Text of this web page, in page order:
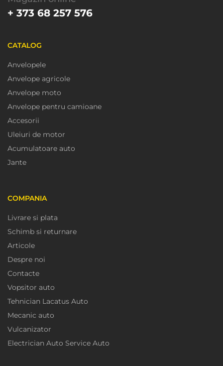
+ 373 68 257 576
CATALOG
Anvelopele
Anvelope agricole
Anvelope moto
Anvelope pentru camioane
Accesorii
Uleiuri de motor
Acumulatoare auto
Jante
COMPANIA
Livrare si plata
Schimb si returnare
Articole
Despre noi
Contacte
Vopsitor auto
Tehnician Lacatus Auto
Mecanic auto
Vulcanizator
Electrician Auto Service Auto